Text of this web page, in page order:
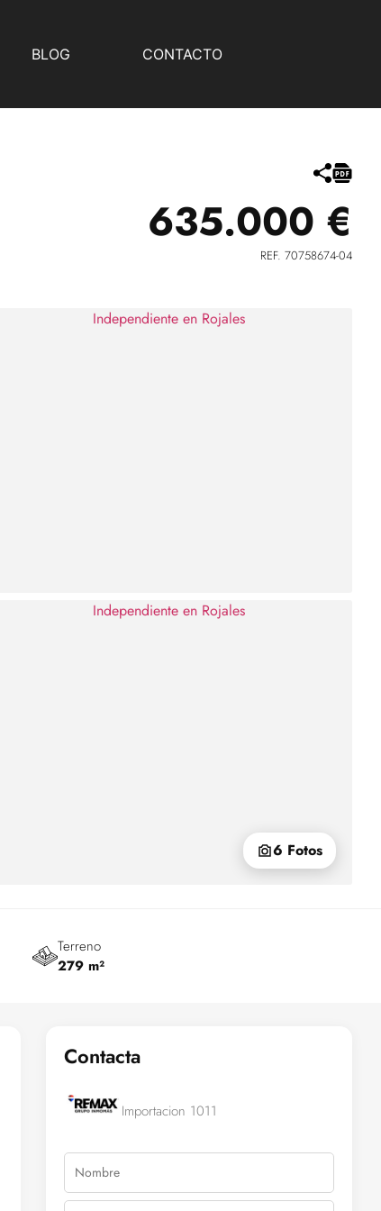
BLOG CONTACTO
635.000 €
REF. 70758674-04
6 Fotos
Terreno
279 m²
Contacta
Importacion 1011